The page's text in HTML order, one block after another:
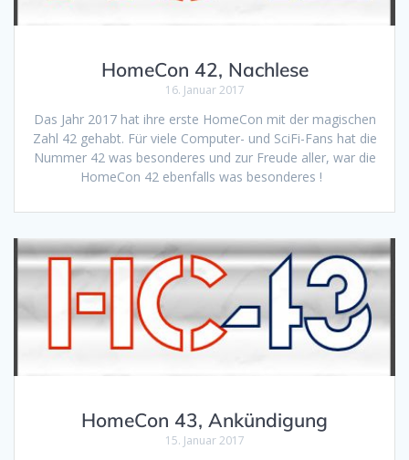
HomeCon 42, Nachlese
16. Januar 2017
Das Jahr 2017 hat ihre erste HomeCon mit der magischen
Zahl 42 gehabt. Für viele Computer- und SciFi-Fans hat die
Nummer 42 was besonderes und zur Freude aller, war die
HomeCon 42 ebenfalls was besonderes !
HomeCon 43, Ankündigung
15. Januar 2017